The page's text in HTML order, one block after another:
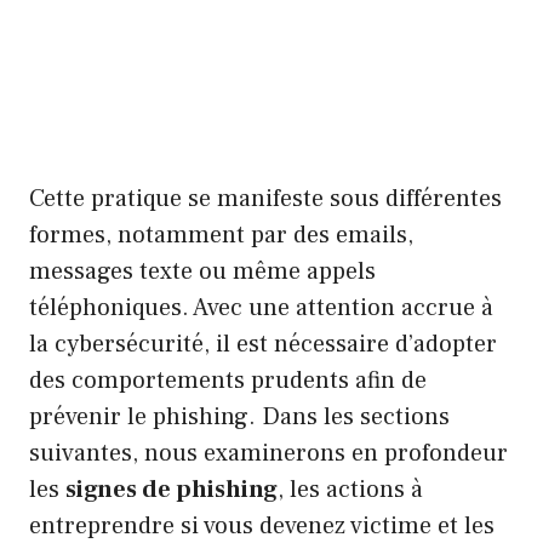
Cette pratique se manifeste sous différentes
formes, notamment par des emails,
messages texte ou même appels
téléphoniques. Avec une attention accrue à
la cybersécurité, il est nécessaire d’adopter
des comportements prudents afin de
prévenir le phishing. Dans les sections
suivantes, nous examinerons en profondeur
les signes de phishing, les actions à
entreprendre si vous devenez victime et les